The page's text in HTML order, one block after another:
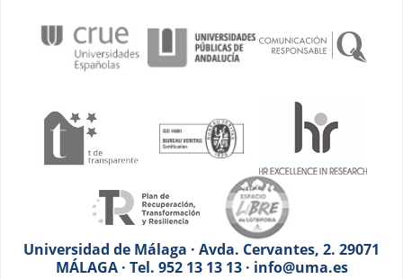
Universidad de Málaga · Avda. Cervantes, 2. 29071
MÁLAGA · Tel. 952 13 13 13 · info@uma.es